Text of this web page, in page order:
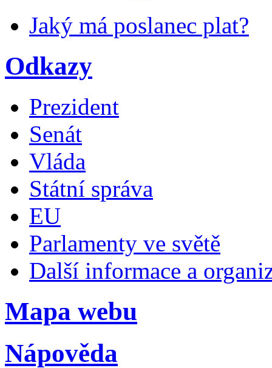
Jaký má poslanec plat?
Odkazy
Prezident
Senát
Vláda
Státní správa
EU
Parlamenty ve světě
Další informace a
Mapa webu
Nápověda